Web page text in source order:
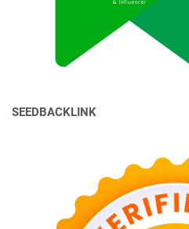
SEEDBACKLINK